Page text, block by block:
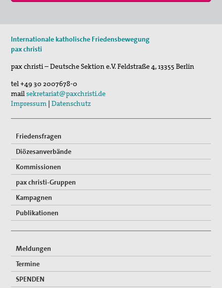
Texte und Gebete
Presseberichte
Pressemitteilungen
Vernetzung
Mitglied werden
Gewissensberatung zu Fragen im Kontext des neuen
Wehrdienstes, KDV-Beratung
Suche
„Menschen der Gewaltfreiheit – erinnert in Ze…
Roter Faden Frieden-Generationsübergreifende …
Internationale katholische Friedensbewegung
pax christi
pax christi – Deutsche Sektion e.V.Feldstraße 4,13355 Berlin
tel+49 30 2007678-0
mailsekretariat@paxchristi.de
Impressum |Datenschutz
Friedensfragen
Diözesanverbände
Kommissionen
pax christi-Gruppen
Kampagnen
Publikationen
Meldungen
Termine
SPENDEN